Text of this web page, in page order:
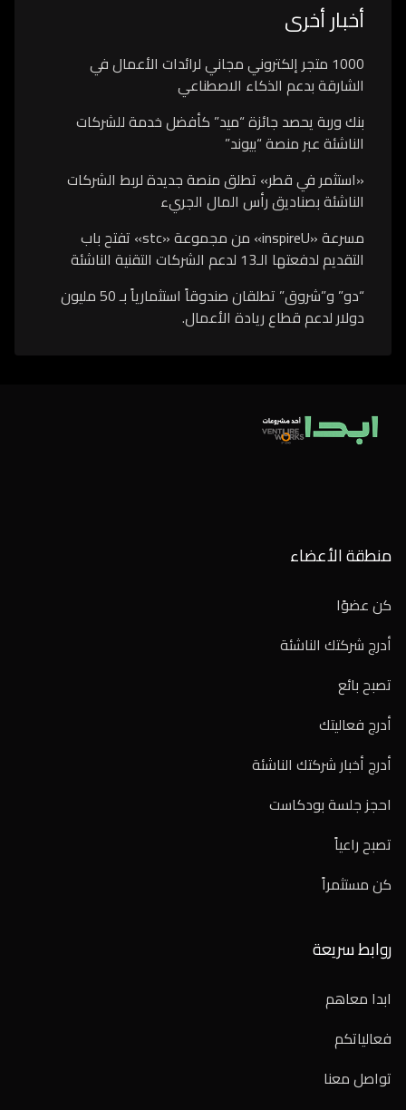
أخبار أخرى
1000 متجر إلكتروني مجاني لرائدات الأعمال في
الشارقة بدعم الذكاء الاصطناعي
بنك وربة يحصد جائزة “ميد” كأفضل خدمة للشركات
الناشئة عبر منصة “بيوند”
«استثمر في قطر» تطلق منصة جديدة لربط الشركات
الناشئة بصناديق رأس المال الجريء
مسرعة «inspireU» من مجموعة «stc» تفتح باب
التقديم لدفعتها الـ13 لدعم الشركات التقنية الناشئة
“دو” و”شروق” تطلقان صندوقاً استثمارياً بـ 50 مليون
دولار لدعم قطاع ريادة الأعمال.
منطقة الأعضاء
كن عضوًا
أدرج شركتك الناشئة
تصبح بائع
أدرج فعاليتك
أدرج أخبار شركتك الناشئة
احجز جلسة بودكاست
تصبح راعياً
كن مستثمراً
روابط سريعة
ابدا معاهم
فعالياتكم
تواصل معنا